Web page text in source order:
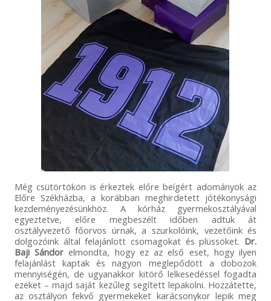
Még csütörtökön is érkeztek előre beígért adományok az
Előre Székházba, a korábban meghirdetett jótékonysági
kezdeményezésünkhöz. A kórház gyermekosztályával
egyeztetve, előre megbeszélt időben adtuk át
osztályvezető főorvos úrnak, a szurkolóink, vezetőink és
dolgozóink által felajánlott csomagokat és plüssöket. Dr.
Baji Sándor elmondta, hogy ez az első eset, hogy ilyen
felajánlást kaptak és nagyon meglepődött a dobozok
mennyiségén, de ugyanakkor kitörő lelkesedéssel fogadta
ezeket – majd saját kezűleg segített lepakolni. Hozzátette,
az osztályon fekvő gyermekeket karácsonykor lepik meg